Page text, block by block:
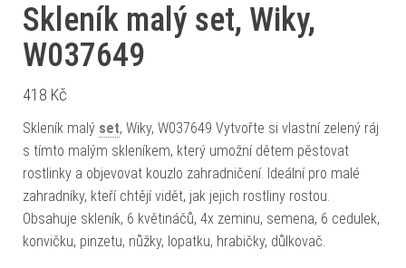
Skleník malý set, Wiky,
W037649
418 Kč
Skleník malý set, Wiky, W037649 Vytvořte si vlastní zelený ráj
s tímto malým skleníkem, který umožní dětem pěstovat
rostlinky a objevovat kouzlo zahradničení. Ideální pro malé
zahradníky, kteří chtějí vidět, jak jejich rostliny rostou.
Obsahuje skleník, 6 květináčů, 4x zeminu, semena, 6 cedulek,
konvičku, pinzetu, nůžky, lopatku, hrabičky, důlkovač.